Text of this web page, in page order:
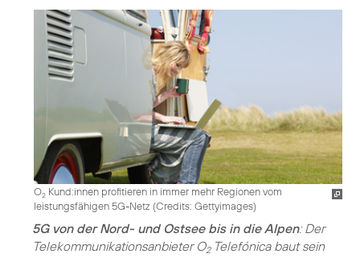
O2 Kund:innen profitieren in immer mehr Regionen vom
leistungsfähigen 5G-Netz (Credits: Gettyimages)
5G von der Nord- und Ostsee bis in die Alpen: Der
Telekommunikationsanbieter O2Telefónica baut sein